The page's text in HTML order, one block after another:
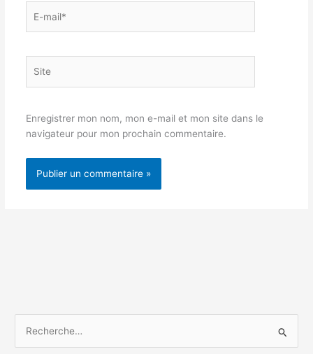
mail*
Enregistrer mon nom, mon e-mail et mon site dans le
navigateur pour mon prochain commentaire.